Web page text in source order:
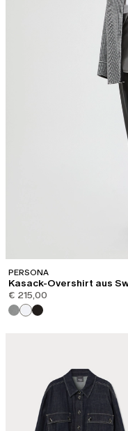
PERSONA
Kasack-Overshirt aus
€ 215,00